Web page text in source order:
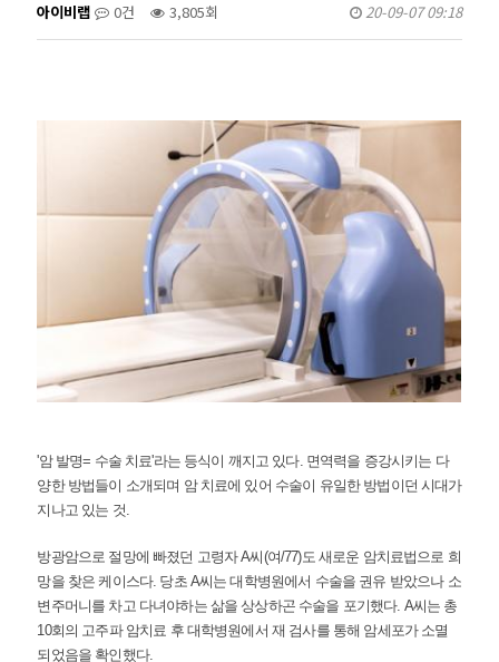
아이비랩 0건 3,805회 20-09-07 09:18
'암 발명= 수술 치료'라는 등식이 깨지고 있다. 면역력을 증강시키는 다
양한 방법들이 소개되며 암 치료에 있어 수술이 유일한 방법이던 시대가
지나고 있는 것.
방광암으로 절망에 빠졌던 고령자 A씨(여/77)도 새로운 암치료법으로 희
망을 찾은 케이스다. 당초 A씨는 대학병원에서 수술을 권유 받았으나 소
변주머니를 차고 다녀야하는 삶을 상상하곤 수술을 포기했다. A씨는 총
10회의 고주파 암치료 후 대학병원에서 재 검사를 통해 암세포가 소멸
되었음을 확인했다.